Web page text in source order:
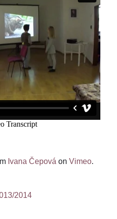
Ivana Čepová on Vimeo.
2014